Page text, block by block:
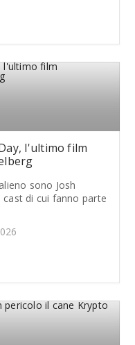
l'ultimo film
sono Josh
di cui fanno parte